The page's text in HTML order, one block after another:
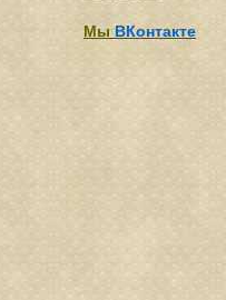
Мы ВКонтакте